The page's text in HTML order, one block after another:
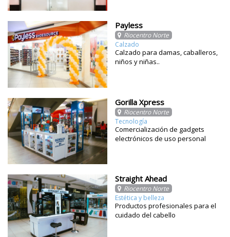
Payless
Riocentro Norte
Calzado
Calzado para damas, caballeros,
niños y niñas..
Gorilla Xpress
Riocentro Norte
Tecnología
Comercialización de gadgets
electrónicos de uso personal
Straight Ahead
Riocentro Norte
Estética y belleza
Productos profesionales para el
cuidado del cabello